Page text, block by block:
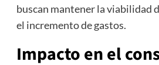
buscan mantener la viabilidad
el incremento de gastos.
Impacto en el